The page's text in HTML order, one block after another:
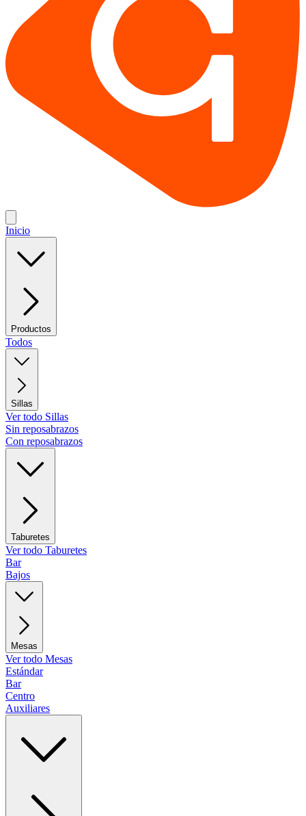
Inicio
Productos
Todos
Sillas
Ver todo Sillas
Sin reposabrazos
Con reposabrazos
Taburetes
Ver todo Taburetes
Bar
Bajos
Mesas
Ver todo Mesas
Estándar
Bar
Centro
Auxiliares